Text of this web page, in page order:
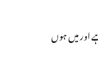
میں ہوں